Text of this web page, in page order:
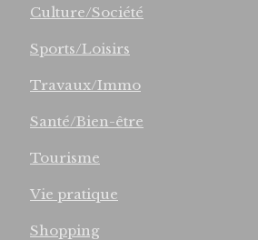
Culture/Société
Sports/Loisirs
Travaux/Immo
Santé/Bien-être
Tourisme
Vie pratique
Shopping